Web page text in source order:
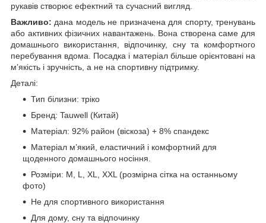
рукавів створює ефектний та сучасний вигляд.
Важливо: дана модель не призначена для спорту, тренувань
або активних фізичних навантажень. Вона створена саме для
домашнього використання, відпочинку, сну та комфортного
перебування вдома. Посадка і матеріал більше орієнтовані на
м’якість і зручність, а не на спортивну підтримку.
Деталі:
Тип білизни: тріко
Бренд: Tauwell (Китай)
Матеріал: 92% район (віскоза) + 8% спандекс
Матеріал м’який, еластичний і комфортний для
щоденного домашнього носіння.
Розміри: М, L, XL, XXL (розмірна сітка на останньому
фото)
Не для спортивного використання
Для дому, сну та відпочинку